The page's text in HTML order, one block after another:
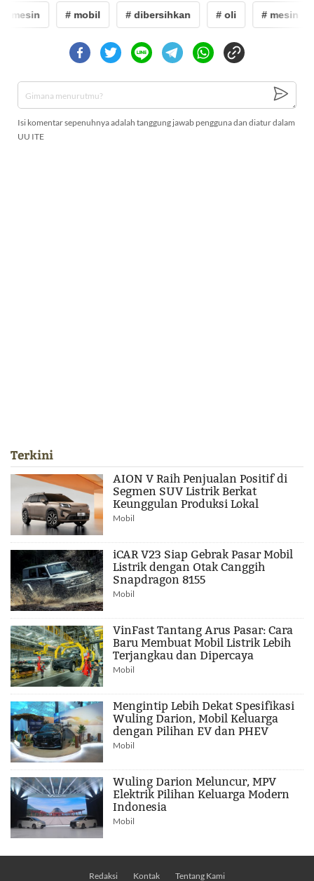
# mesin # mobil # dibersihkan # oli # mesin
Isi komentar sepenuhnya adalah tanggung jawab pengguna dan diatur dalam
UU ITE
Terkini
AION V Raih Penjualan Positif di
Segmen SUV Listrik Berkat
Keunggulan Produksi Lokal
Mobil
iCAR V23 Siap Gebrak Pasar Mobil
Listrik dengan Otak Canggih
Snapdragon 8155
Mobil
VinFast Tantang Arus Pasar: Cara
Baru Membuat Mobil Listrik Lebih
Terjangkau dan Dipercaya
Mobil
Mengintip Lebih Dekat Spesifikasi
Wuling Darion, Mobil Keluarga
dengan Pilihan EV dan PHEV
Mobil
Wuling Darion Meluncur, MPV
Elektrik Pilihan Keluarga Modern
Indonesia
Mobil
Redaksi Kontak Tentang Kami